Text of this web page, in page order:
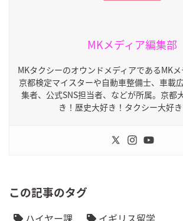
MKメディア編集部
MKタクシーのオウンドメディアであるMKメ
京都検定マイスターや自動車整備士、車載
集者、公式SNS担当者、などが所属。京都
き！歴史大好き！タクシー大好き
この記事のタグ
ハイヤー課
イギリス留学